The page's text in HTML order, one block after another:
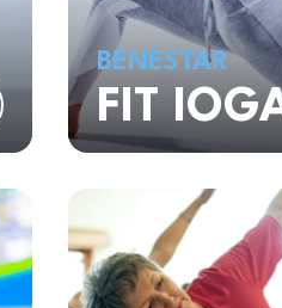
BENESTAR
FIT